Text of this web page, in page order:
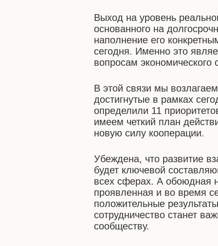
Выход на уровень
основанного на
наполнение его
сегодня. Именно это
вопросам экономического
В этой связи мы
достигнутые в рамках
определили 11
имеем четкий план
новую силу кооперации.
Убеждена, что развитие
будет ключевой
всех сферах. А обоюдная
проявленная и во время
положительные
сотрудничество станет
сообществу.